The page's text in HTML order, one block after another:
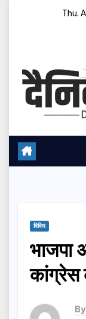
Thu.
विविध
भाजपा
कांग्रेस
By